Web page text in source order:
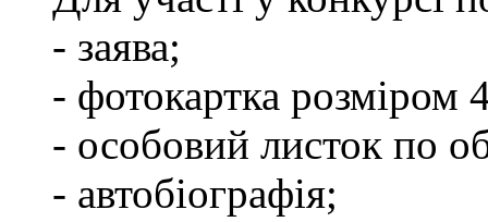
- заява;
- фотокартка розміром
- особовий листок по
- автобіографія;